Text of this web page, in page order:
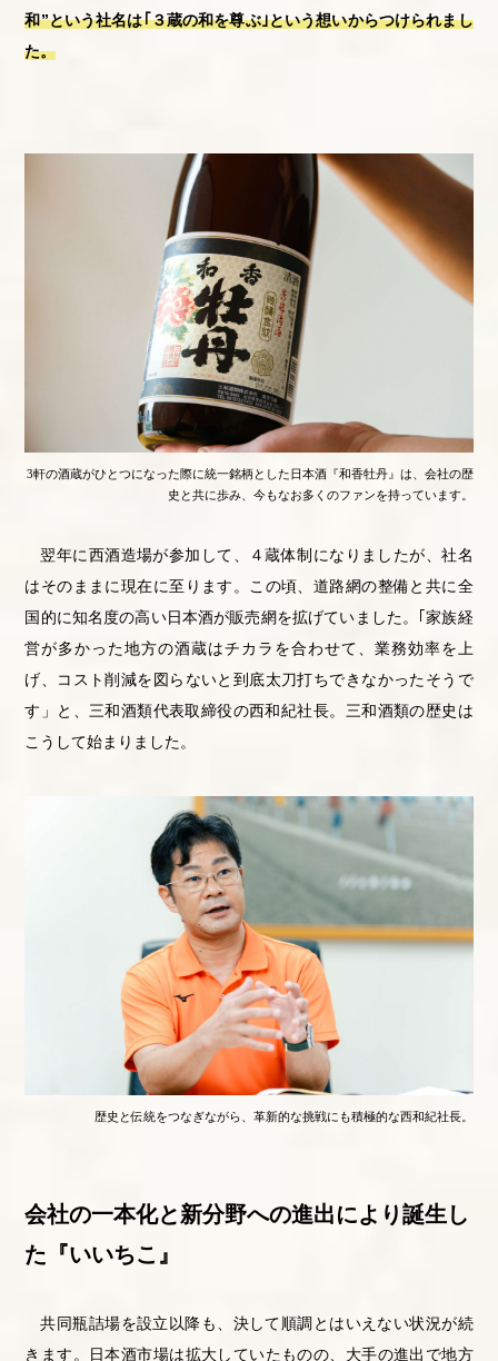
和”という社名は｢３蔵の和を尊ぶ｣という想いからつけられまし
た。
3軒の酒蔵がひとつになった際に統一銘柄とした日本酒『和香牡丹』は、会社の歴
史と共に歩み、今もなお多くのファンを持っています。
翌年に西酒造場が参加して、４蔵体制になりましたが、社名
はそのままに現在に至ります。この頃、道路網の整備と共に全
国的に知名度の高い日本酒が販売網を拡げていました。｢家族経
営が多かった地方の酒蔵はチカラを合わせて、業務効率を上
げ、コスト削減を図らないと到底太刀打ちできなかったそうで
す」と、三和酒類代表取締役の西和紀社長。 三和酒類の歴史は
こうして始まりました。
歴史と伝統をつなぎながら、革新的な挑戦にも積極的な西和紀社長。
会社の一本化と新分野への進出により誕生し
た『いいちこ』
共同瓶詰場を設立以降も、決して順調とはいえない状況が続
きます。日本酒市場は拡大していたものの、大手の進出で地方